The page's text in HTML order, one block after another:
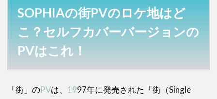
SOPHIAの街PVのロケ地はど
こ？セルフカバーバージョンの
PVはこれ！
「街」のPVは、 1997年に発売された「街（Single